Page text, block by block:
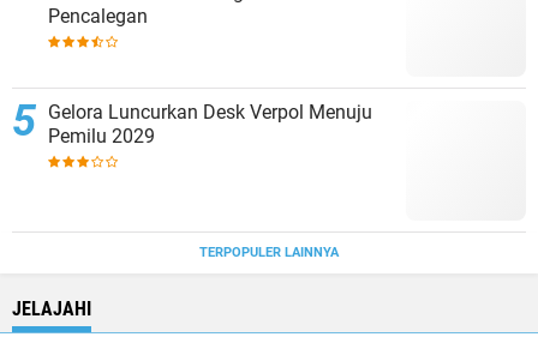
Pencalegan
Gelora Luncurkan Desk Verpol Menuju
Pemilu 2029
TERPOPULER LAINNYA
JELAJAHI